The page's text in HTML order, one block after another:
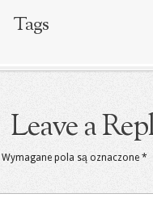
Tags
Leave a
Wymagane pola są oznaczone *